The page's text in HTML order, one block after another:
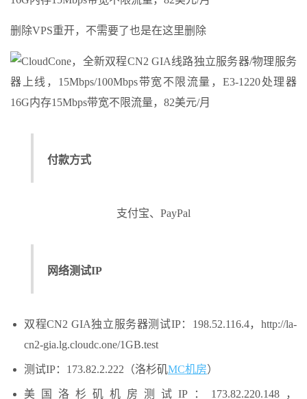
删除VPS重开，不需要了也是在这里删除
付款方式
支付宝、PayPal
网络测试IP
双程CN2 GIA独立服务器测试IP：198.52.116.4，http://la-
cn2-gia.lg.cloudc.one/1GB.test
测试IP：173.82.2.222（洛杉矶MC机房）
美国洛杉矶机房测试IP：173.82.220.148，